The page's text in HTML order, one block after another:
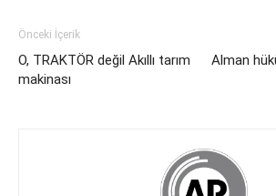
Önceki İçerik
O, TRAKTÖR değil Akıllı tarım
makinası
Alman